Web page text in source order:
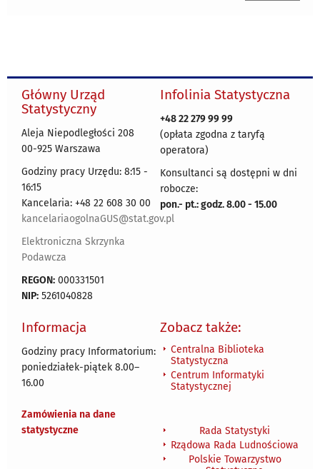
Główny Urząd
Statystyczny
Aleja Niepodległości 208
00-925 Warszawa
Godziny pracy Urzędu: 8:15 -
16:15
Kancelaria: +48 22 608 30 00
kancelariaogolnaGUS@stat.gov.pl
Elektroniczna Skrzynka
Podawcza
REGON: 000331501
NIP: 5261040828
Infolinia Statystyczna
+48 22 279 99 99
(opłata zgodna z taryfą
operatora)
Konsultanci są dostępni w dni
robocze:
pon.- pt.: godz. 8.00 - 15.00
Informacja
Godziny pracy Informatorium:
poniedziałek-piątek 8.00–
16.00
Zamówienia na dane
statystyczne
Zobacz także:
Centralna Biblioteka
Statystyczna
Centrum Informatyki
Statystycznej
Rada Statystyki
Rządowa Rada Ludnościowa
Polskie Towarzystwo